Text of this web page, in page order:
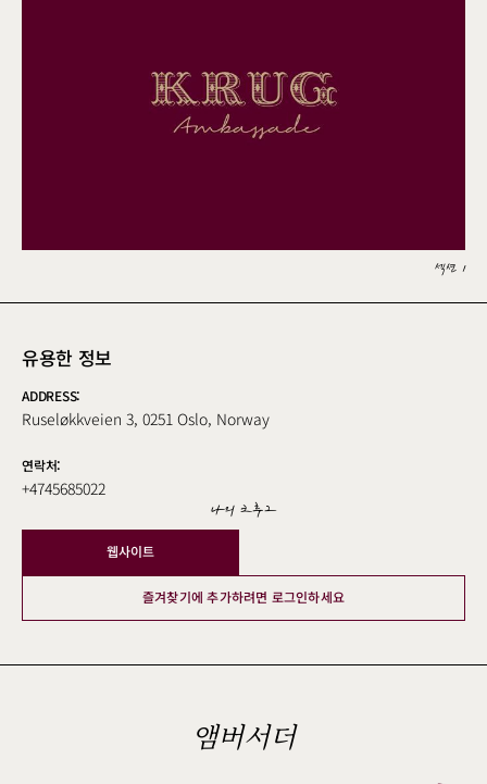
섹션 1
유용한 정보
ADDRESS:
Ruseløkkveien 3, 0251 Oslo, Norway
연락처:
+4745685022 나의 크루그
웹사이트
즐겨찾기에 추가하려면 로그인하세요
앰버서더